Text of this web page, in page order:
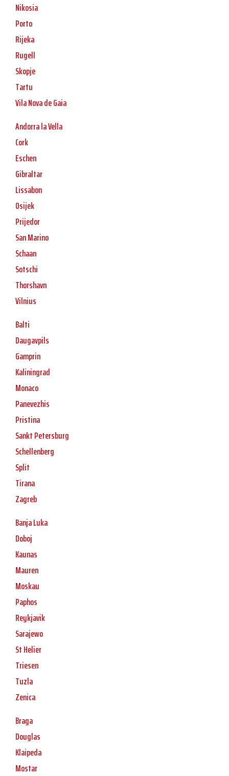
Nikosia
Porto
Rijeka
Rugell
Skopje
Tartu
Vila Nova de Gaia
Andorra la Vella
Cork
Eschen
Gibraltar
Lissabon
Osijek
Prijedor
San Marino
Schaan
Sotschi
Thorshavn
Vilnius
Balti
Daugavpils
Gamprin
Kaliningrad
Monaco
Panevezhis
Pristina
Sankt Petersburg
Schellenberg
Split
Tirana
Zagreb
Banja Luka
Doboj
Kaunas
Mauren
Moskau
Paphos
Reykjavik
Sarajewo
St Helier
Triesen
Tuzla
Zenica
Braga
Douglas
Klaipeda
Mostar